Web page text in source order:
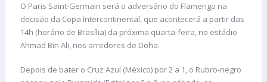
O Paris Saint-Germain será o adversário do Flamengo na
decisão da Copa Intercontinental, que acontecerá a partir das
14h (horário de Brasília) da próxima quarta-feira, no estádio
Ahmad Bin Ali, nos arredores de Doha.
Depois de bater o Cruz Azul (México) por 2 a 1, o Rubro-negro